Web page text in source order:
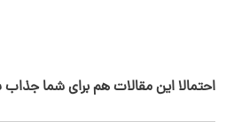
احتمالا این مقالات هم برای شما جذاب